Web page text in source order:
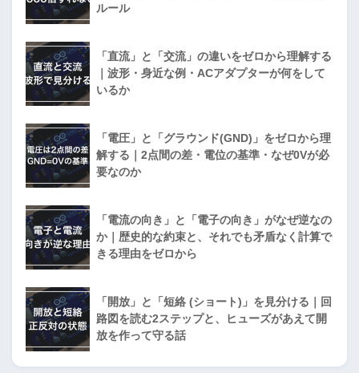
ルール
「直流」と「交流」の違いをゼロから理解する
｜波形・身近な例・ACアダプターが何をして
いるか
「電圧」と「グラウンド(GND)」をゼロから理
解する｜2点間の差・電位の基準・なぜ0Vが必
要なのか
「電流の向き」と「電子の向き」がなぜ逆なの
か｜歴史的な約束と、それでも矛盾なく計算で
きる理由をゼロから
「開放」と「短絡 (ショート)」を見分ける｜回
路図を読む2ステップと、ヒューズがあえて開
放を作って守る話